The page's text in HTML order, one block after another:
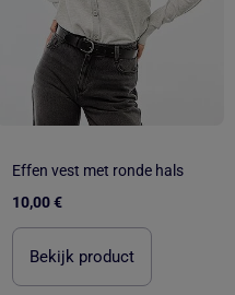
Effen vest met ronde hals
10,00 €
Bekijk product